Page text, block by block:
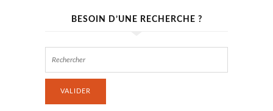
BESOIN D’UNE RECHERCHE ?
VALIDER